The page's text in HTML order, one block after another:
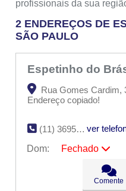
profissionais da sua
2 ENDEREÇOS DE
SÃO PAULO
Espetinho do
Rua Gomes Cardim,
Endereço copiado!
(11) 3695-4116
ver
Dom:
Fechado
09:00 - 18:00
09:00 - 18:00
09:00 - 18:00
Comente